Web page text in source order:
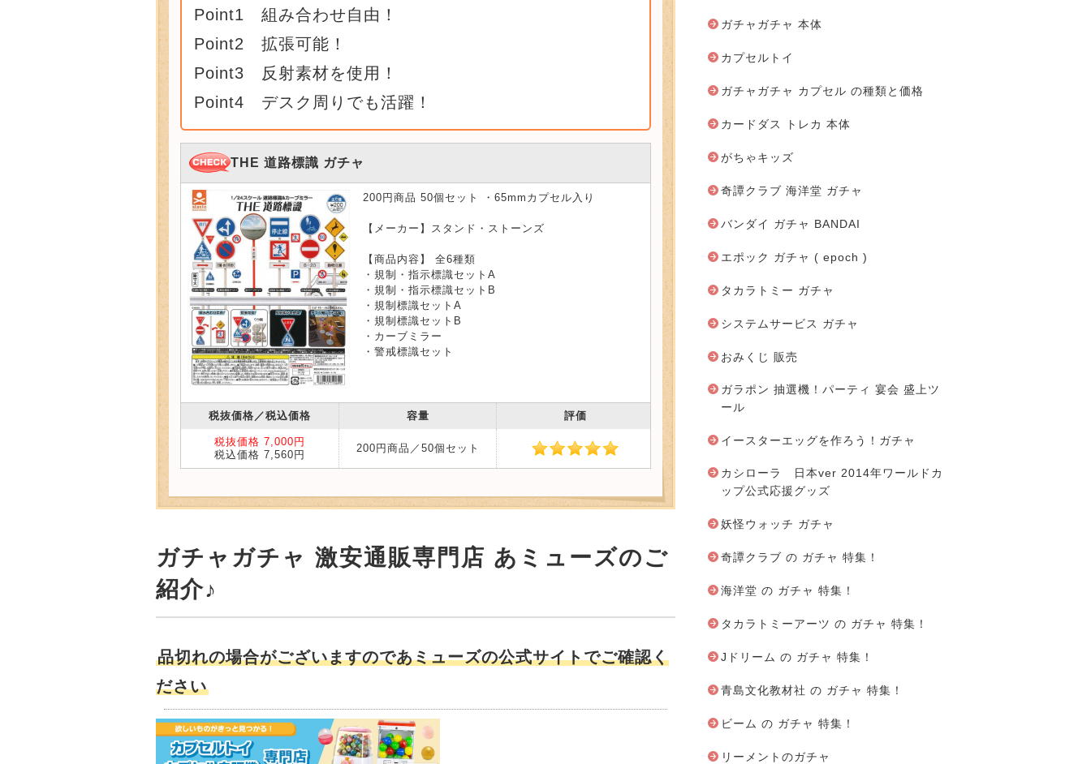
Point1 組み合わせ自由！
Point2 拡張可能！
Point3 反射素材を使用！
Point4 デスク周りでも活躍！
THE 道路標識 ガチャ
200円商品 50個セット ・65mmカプセル入り
【メーカー】スタンド・ストーンズ
【商品内容】 全6種類
・規制・指示標識セットA
・規制・指示標識セットB
・規制標識セットA
・規制標識セットB
・カーブミラー
・警戒標識セット
税抜価格／税込価格 容量 評価
税抜価格 7,000円
税込価格 7,560円
200円商品／50個セット
ガチャガチャ 激安通販専門店 あミューズのご
紹介♪
品切れの場合がございますのであミューズの公式サイトでご確認く
ださい
ガチャガチャ 本体
カプセルトイ
ガチャガチャ カプセル の種類と価格
カードダス トレカ 本体
がちゃキッズ
奇譚クラブ 海洋堂 ガチャ
バンダイ ガチャ BANDAI
エポック ガチャ ( epoch )
タカラトミー ガチャ
システムサービス ガチャ
おみくじ 販売
ガラポン 抽選機！パーティ 宴会 盛上ツ
ール
イースターエッグを作ろう！ガチャ
カシローラ 日本ver 2014年ワールドカ
ップ公式応援グッズ
妖怪ウォッチ ガチャ
奇譚クラブ の ガチャ 特集！
海洋堂 の ガチャ 特集！
タカラトミーアーツ の ガチャ 特集！
Jドリーム の ガチャ 特集！
青島文化教材社 の ガチャ 特集！
ビーム の ガチャ 特集！
リーメントのガチャ